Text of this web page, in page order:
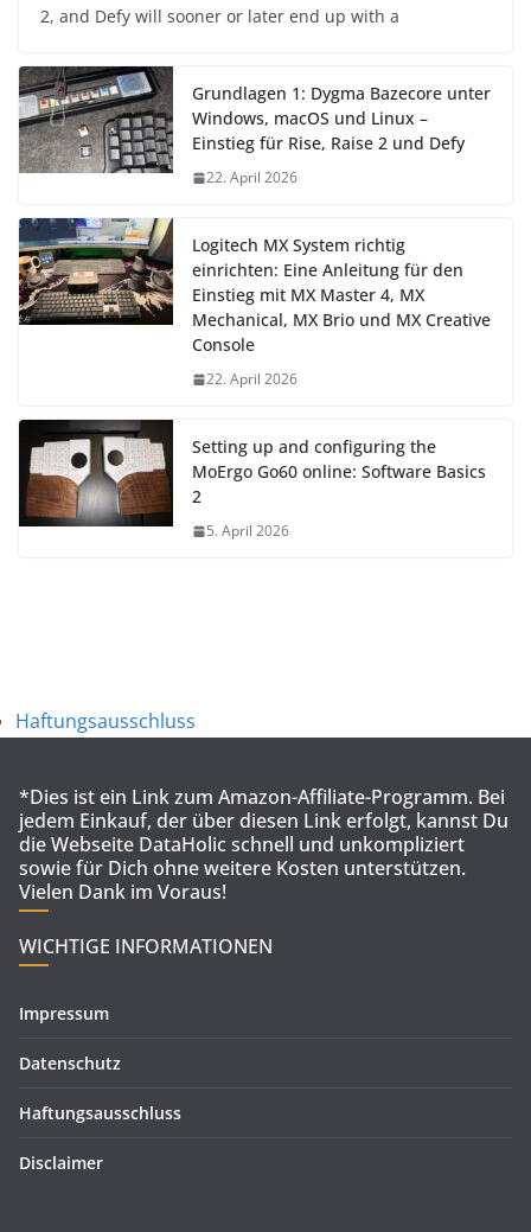
2, and Defy will sooner or later end up with a
Grundlagen 1: Dygma Bazecore unter
Windows, macOS und Linux –
Einstieg für Rise, Raise 2 und Defy
22. April 2026
Logitech MX System richtig
einrichten: Eine Anleitung für den
Einstieg mit MX Master 4, MX
Mechanical, MX Brio und MX Creative
Console
22. April 2026
Setting up and configuring the
MoErgo Go60 online: Software Basics
2
5. April 2026
Haftungsausschluss
*Dies ist ein Link zum Amazon-Affiliate-Programm. Bei
jedem Einkauf, der über diesen Link erfolgt, kannst Du
die Webseite DataHolic schnell und unkompliziert
sowie für Dich ohne weitere Kosten unterstützen.
Vielen Dank im Voraus!
WICHTIGE INFORMATIONEN
Impressum
Datenschutz
Haftungsausschluss
Disclaimer